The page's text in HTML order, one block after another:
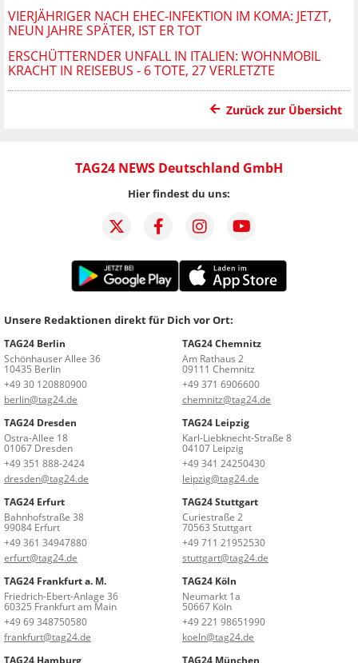
VIERJÄHRIGER NACH EHEC-INFEKTION IM KOMA: JETZT,
NEUN JAHRE SPÄTER, IST ER TOT
ERSCHÜTTERNDER UNFALL IN ITALIEN: WOHNMOBIL
KRACHT IN REISEBUS - 6 TOTE, 27 VERLETZTE
Zurück zur Übersicht
TAG24 NEWS Deutschland GmbH
Hier findest du uns:
Unsere Redaktionen direkt für Dich vor Ort:
TAG24 Berlin
Schönhauser Allee 36
10435 Berlin
+49 30 120880900
berlin@tag24.de
TAG24 Chemnitz
Am Rathaus 2
09111 Chemnitz
+49 371 6906600
chemnitz@tag24.de
TAG24 Dresden
Ostra-Allee 18
01067 Dresden
+49 351 888-2424
dresden@tag24.de
TAG24 Leipzig
Karl-Liebknecht-Straße 8
04107 Leipzig
+49 341 24250430
leipzig@tag24.de
TAG24 Erfurt
Bahnhofstraße 38
99084 Erfurt
+49 361 34947880
erfurt@tag24.de
TAG24 Stuttgart
Curiestraße 2
70563 Stuttgart
+49 711 21952530
stuttgart@tag24.de
TAG24 Frankfurt a. M.
Friedrich-Ebert-Anlage 36
60325 Frankfurt am Main
+49 69 348750580
frankfurt@tag24.de
TAG24 Köln
Neumarkt 1a
50667 Köln
+49 221 98651990
koeln@tag24.de
TAG24 Hamburg
TAG24 München